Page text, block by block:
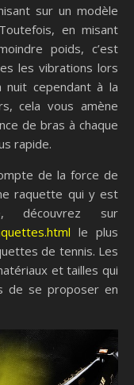
sur un modèle
en misant
poids, c’est
les vibrations lors
nuit cependant à la
cela vous amène
de bras à chaque
rapide.
de la force de
raquette qui y est
découvrez sur
le plus
de tennis. Les
et tailles qui
de se proposer en